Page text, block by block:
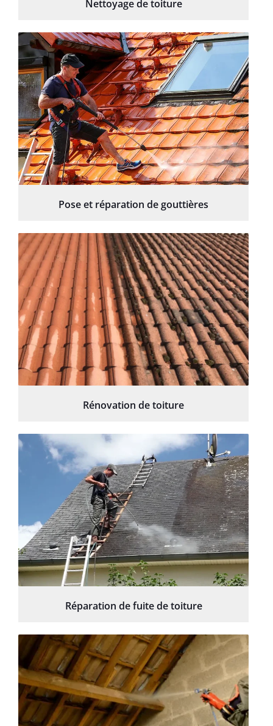
Nettoyage de toiture
Pose et réparation de gouttières
Rénovation de toiture
Réparation de fuite de toiture